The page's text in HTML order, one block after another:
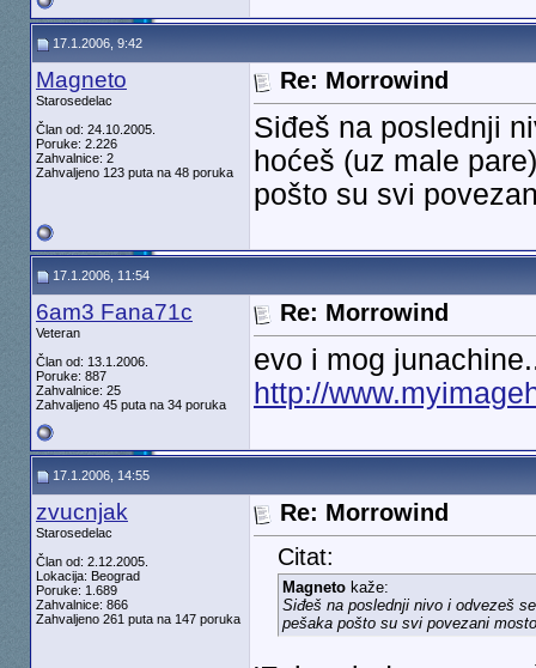
17.1.2006, 9:42
Magneto
Starosedelac
Član od: 24.10.2005.
Poruke: 2.226
Zahvalnice: 2
Zahvaljeno 123 puta na 48 poruka
Re: Morrowind
Siđeš na poslednji
hoćeš (uz male
pošto su svi
17.1.2006, 11:54
6am3 Fana71c
Veteran
Član od: 13.1.2006.
Poruke: 887
Zahvalnice: 25
Zahvaljeno 45 puta na 34 poruka
Re: Morrowind
evo i mog
http://
17.1.2006, 14:55
zvucnjak
Starosedelac
Član od: 2.12.2005.
Lokacija: Beograd
Poruke: 1.689
Zahvalnice: 866
Zahvaljeno 261 puta na 147 poruka
Re: Morrowind
Citat:
Magnetokaže:
Siđeš na poslednji nivo i odvezeš
pešaka pošto su svi povezani